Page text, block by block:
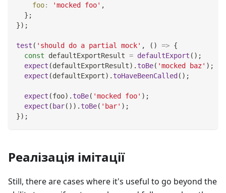
foo: 'mocked foo' ,
} ;
}) ;
test ( 'should do a partial mock' , ( ) => {
const defaultExportResult = defaultExport ( ) ;
expect (defaultExportResult) . toBe( 'mocked baz' ) ;
expect (defaultExport) . toHaveBeenCalled ( ) ;
expect (foo) . toBe( 'mocked foo' ) ;
expect ( bar( ) ) . toBe( 'bar' ) ;
}) ;
Реалізація імітації
Still, there are cases where it's useful to go beyond the